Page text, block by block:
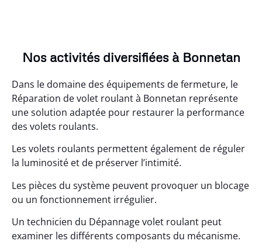
Nos activités diversifiées à Bonnetan
Dans le domaine des équipements de fermeture, le
Réparation de volet roulant à Bonnetan représente
une solution adaptée pour restaurer la performance
des volets roulants.
Les volets roulants permettent également de réguler
la luminosité et de préserver l’intimité.
Les pièces du système peuvent provoquer un blocage
ou un fonctionnement irrégulier.
Un technicien du Dépannage volet roulant peut
examiner les différents composants du mécanisme.